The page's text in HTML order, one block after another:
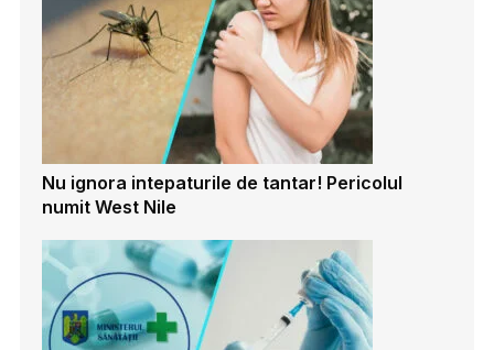
Nu ignora intepaturile de tantar! Pericolul
numit West Nile